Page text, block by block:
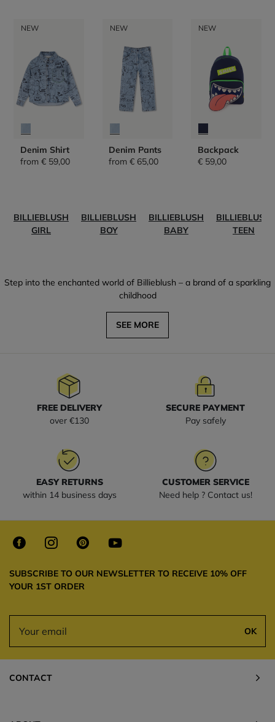
NEW
Denim Shirt
from € 59,00
NEW
Denim Pants
from€ 65,00
NEW
Backpack
€ 59,00
BILLIEBLUSH
GIRL
BILLIEBLUSH
BOY
BILLIEBLUSH
BABY
BILLIEBLUSH
TEEN
Step into the enchanted world of Billieblush – a brand of a sparkling
childhood
SEE MORE
FREE DELIVERY
over €130
SECURE PAYMENT
Pay safely
EASY RETURNS
within 14 business days
CUSTOMER SERVICE
Need help ? Contact us!
SUBSCRIBE TO OUR NEWSLETTER TO RECEIVE 10% OFF
YOUR 1ST ORDER
OK
CONTACT